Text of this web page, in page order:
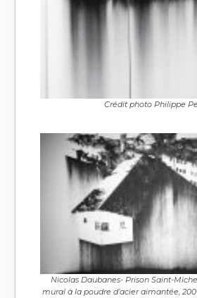
Crédit photo Philippe
Nicolas Daubanes- Prison Saint-
mural à la poudre d’acier aimantée, 200